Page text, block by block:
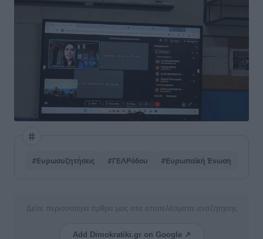
#Ευρωσυζητήσεις #ΓΕΛΡόδου #Ευρωπαϊκή Ένωση
Δείτε περισσότερα άρθρα μας στα αποτελέσματα αναζήτησης
Add Dimokratiki.gr on Google ↗